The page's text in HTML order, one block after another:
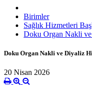
Birimler
Sağlık Hizmetleri
Doku Organ Nakli
Doku Organ Nakli ve Diyaliz
20 Nisan 2026